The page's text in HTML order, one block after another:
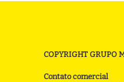
COPYRIGHT GRUPO
Contato comercial